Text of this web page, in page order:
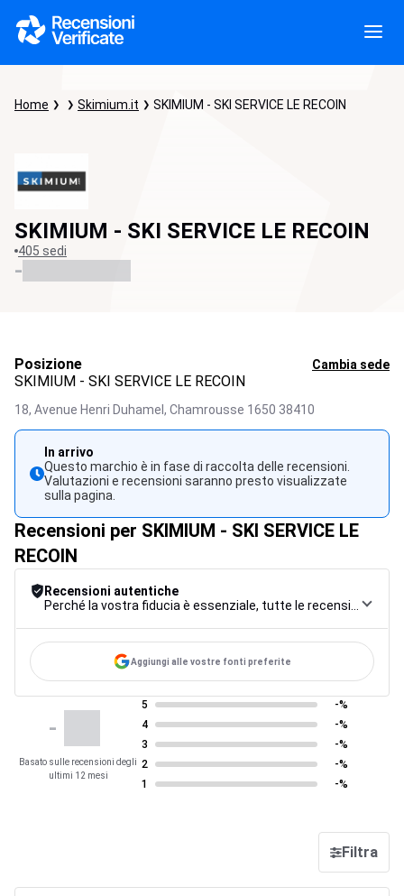
Home Skimium.it SKIMIUM - SKI SERVICE LE RECOIN
SKIMIUM - SKI SERVICE LE RECOIN
405 sedi
-
Posizione Cambia sede
SKIMIUM - SKI SERVICE LE RECOIN
18, Avenue Henri Duhamel, Chamrousse 1650 38410
In arrivo
Questo marchio è in fase di raccolta delle recensioni.
Valutazioni e recensioni saranno presto visualizzate
sulla pagina.
Recensioni per SKIMIUM - SKI SERVICE LE
RECOIN
Recensioni autentiche
Aggiungi alle vostre fonti preferite
-
Basato sulle recensioni degli
ultimi 12 mesi
5
-%
4
-%
3
-%
2
-%
1
-%
Filtra